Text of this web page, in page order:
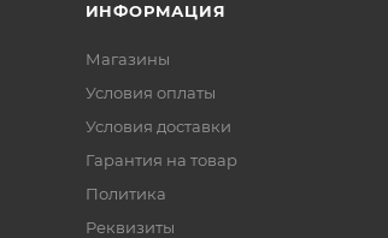
ИНФОРМАЦИЯ
Магазины
Условия оплаты
Условия доставки
Гарантия на товар
Политика
Реквизиты